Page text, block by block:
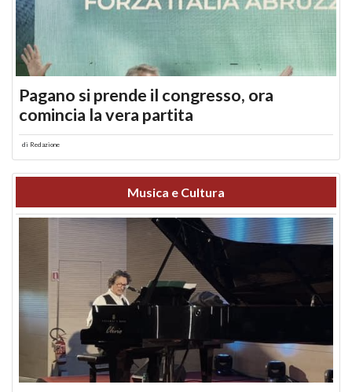
Pagano si prende il congresso, ora
comincia la vera partita
di Redazione
Musica e Cultura